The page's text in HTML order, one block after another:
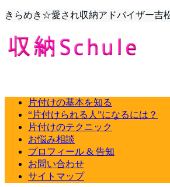
きらめき☆愛され収納アドバイザー吉
片付けの基本を知る
“片付けられる人”になるには？
片付けのテクニック
お悩み相談
プロフィール & 告知
お問い合わせ
サイトマップ